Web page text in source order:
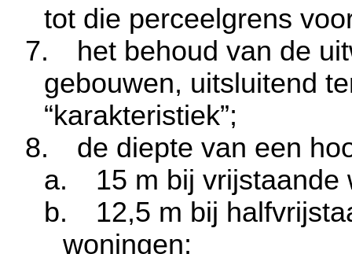
tot die perceelgrens
7.
het behoud van de
gebouwen, uitsluitend
“karakteristiek”;
8.
de diepte van een
a.
15 m bij vrijstaande
b.
12,5 m bij
woningen;